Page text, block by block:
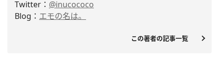
Twitter： @inucococo
Blog： エモの名は。
この著者の記事一覧